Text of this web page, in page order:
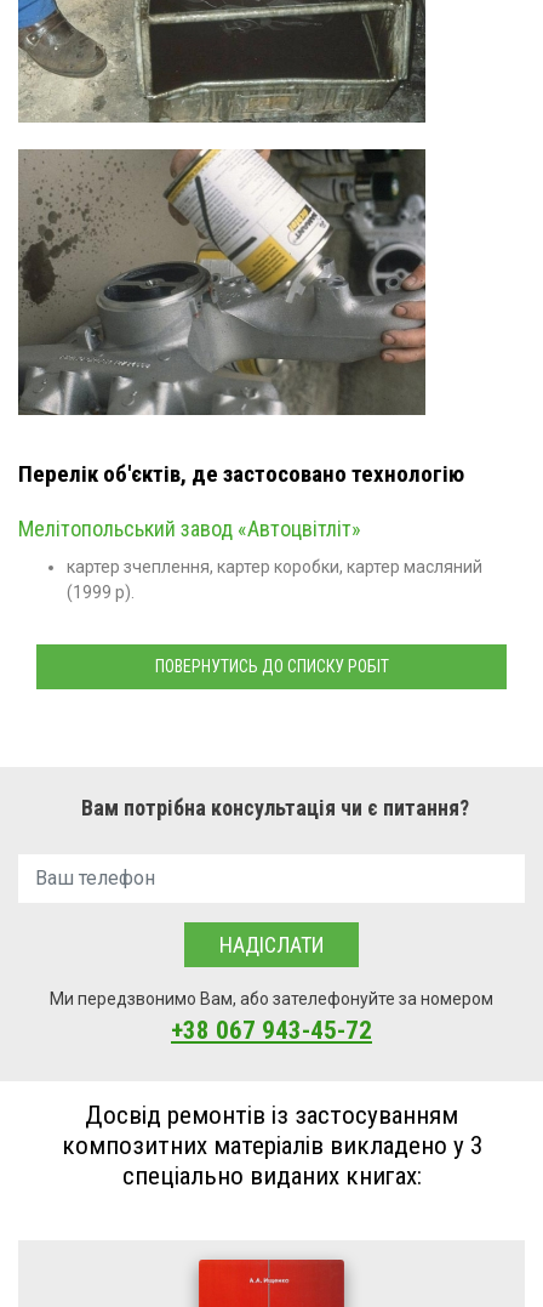
Перелік об'єктів, де застосовано технологію
Мелітопольський завод «Автоцвітліт»
картер зчеплення, картер коробки, картер масляний
(1999 р).
ПОВЕРНУТИСЬ ДО СПИСКУ РОБІТ
Вам потрібна консультація чи є питання?
НАДІСЛАТИ
Ми передзвонимо Вам, або зателефонуйте за номером
+38 067 943-45-72
Досвід ремонтів із застосуванням
композитних матеріалів викладено у 3
спеціально виданих книгах: